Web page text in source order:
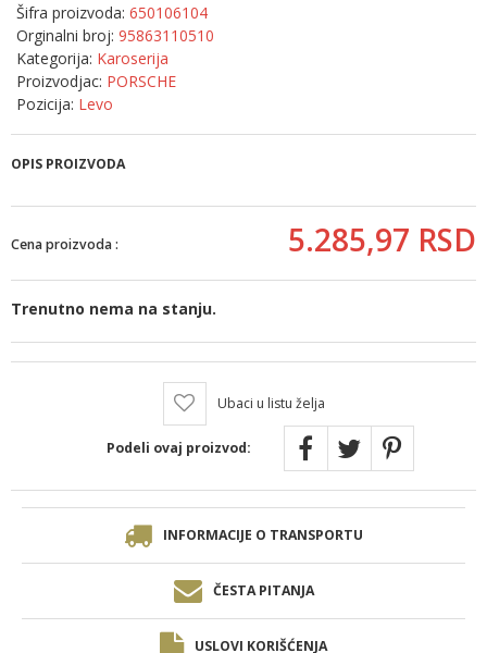
Šifra proizvoda: 650106104
Orginalni broj: 95863110510
Kategorija: Karoserija
Proizvodjac: PORSCHE
Pozicija: Levo
OPIS PROIZVODA
Cena proizvoda : 5.285,97 RSD
Trenutno nema na stanju.
Ubaci u listu želja
Podeli ovaj proizvod:
INFORMACIJE O TRANSPORTU
ČESTA PITANJA
USLOVI KORIŠĆENJA